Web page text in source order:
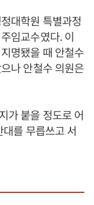
대학원 특별과정
임교수였다. 이
명됐을 때 안철수
나 안철수 의원은
가 붙을 정도로 어
를 무릅쓰고 서